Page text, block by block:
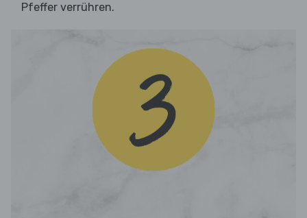
Pfeffer verrühren.